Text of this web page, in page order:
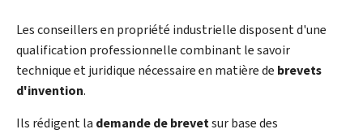
Les conseillers en propriété industrielle disposent d'une
qualification professionnelle combinant le savoir
technique et juridique nécessaire en matière de brevets
d'invention.
Ils rédigent la demande de brevetsur base des